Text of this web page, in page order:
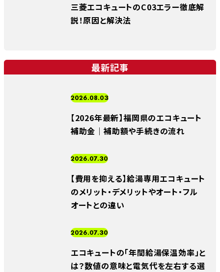
三菱エコキュートのC03エラー徹底解
説！原因と解決法
最新記事
2026.08.03
【2026年最新】福岡県のエコキュート
補助金｜補助額や手続きの流れ
2026.07.30
【費用を抑える】給湯専用エコキュート
のメリット・デメリットやオート・フル
オートとの違い
2026.07.30
エコキュートの「年間給湯保温効率」と
は？数値の意味と電気代を左右する選